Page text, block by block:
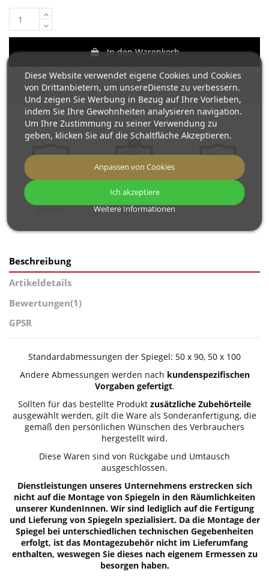
In den Warenkorb
seit 2013
Spiegel nach Maß
Beschreibung
Artikeldetails
Bewertungen(1)
GPSR
Standardabmessungen der Spiegel: 50 x 90, 50 x 100
Andere Abmessungen werden nach kundenspezifischen
Vorgaben gefertigt.
Sollten für das bestellte Produkt zusätzliche Zubehörteile
ausgewählt werden, gilt die Ware als Sonderanfertigung, die
gemäß den persönlichen Wünschen des Verbrauchers
hergestellt wird.
Diese Waren sind von Rückgabe und Umtausch
ausgeschlossen.
Dienstleistungen unseres Unternehmens erstrecken sich
nicht auf die Montage von Spiegeln in den Räumlichkeiten
unserer KundenInnen. Wir sind lediglich auf die Fertigung
und Lieferung von Spiegeln spezialisiert. Da die Montage der
Spiegel bei unterschiedlichen technischen Gegebenheiten
erfolgt, ist das Montagezubehör nicht im Lieferumfang
enthalten, weswegen Sie dieses nach eigenem Ermessen zu
besorgen haben.
Diese Website verwendet eigene Cookies und Cookies
von Drittanbietern, um unsereDienste zu verbessern.
Und zeigen Sie Werbung in Bezug auf Ihre Vorlieben,
indem Sie Ihre Gewohnheiten analysieren navigation.
Um Ihre Zustimmung zu seiner Verwendung zu
geben, klicken Sie auf die Schaltfläche Akzeptieren.
Weitere Informationen
Anpassen von Cookies
Ich akzeptiere